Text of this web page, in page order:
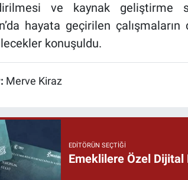
ve kaynak geliştirme
hayata geçirilen
konuşuldu.
Merve Kiraz
EDITÖRÜN SEÇTIĞI
Emeklilere Özel